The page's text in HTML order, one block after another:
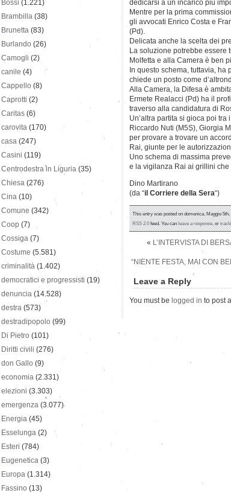
dedicarsi a un incarico più
Mentre per la prima
gli avvocati Enrico Costa e
(Pd).
Delicata anche la scelta dei
La soluzione potrebbe essere
Molfetta e alla Camera è ben
In questo schema, tuttavia,
chiede un posto come
Alla Camera, la Difesa è
Ermete Realacci (Pd) ha il
traverso alla candidatura di
Un’altra partita si gioca poi tra
Riccardo Nuti (M5S), Giorgia
per provare a trovare un
Rai, giunte per le
Uno schema di massima
e la vigilanza Rai ai grillini
Dino Martirano
(da “il Corriere della Sera“)
This entry was posted on domenica, Maggio
RSS 2.0feed. You canleave a response, or
« L’INTERVISTA DI
“NIENTE FESTA, MAI CON
Leave a Reply
You must be logged in to post
Bossi (1.221)
Brambilla (38)
Brunetta (83)
Burlando (26)
Camogli (2)
canile (4)
Cappello (8)
Caprotti (2)
Caritas (6)
carovita (170)
casa (247)
Casini (119)
Centrodestra in Liguria (35)
Chiesa (276)
Cina (10)
Comune (342)
Coop (7)
Cossiga (7)
Costume (5.581)
criminalità (1.402)
democratici e progressisti (19)
denuncia (14.528)
destra (573)
destradipopolo (99)
Di Pietro (101)
Diritti civili (276)
don Gallo (9)
economia (2.331)
elezioni (3.303)
emergenza (3.077)
Energia (45)
Esselunga (2)
Esteri (784)
Eugenetica (3)
Europa (1.314)
Fassino (13)